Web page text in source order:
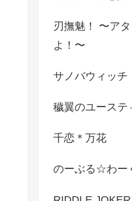
刃撫魅！ 〜ア
よ！〜
サノバウィッチ
穢翼のユーステ
千恋＊万花
のーぶる☆わー